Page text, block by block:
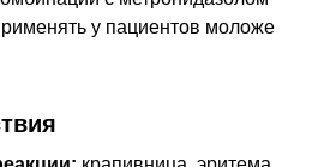
у пациентов моложе